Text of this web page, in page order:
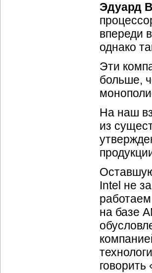
Эдуард
впереди
однако
Эти
больше,
На наш
из
Intel не
на базе
говорить